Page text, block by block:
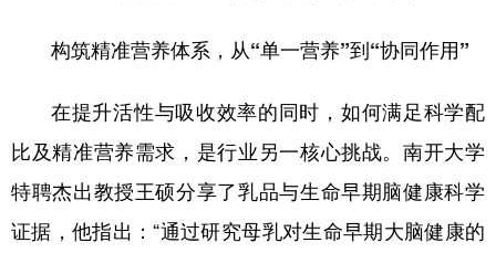
构筑精准营养体系，从“单一营养”到“协同作用”
在提升活性与吸收效率的同时，如何满足科学配
比及精准营养需求，是行业另一核心挑战。南开大学
特聘杰出教授王硕分享了乳品与生命早期脑健康科学
证据，他指出：“通过研究母乳对生命早期大脑健康的